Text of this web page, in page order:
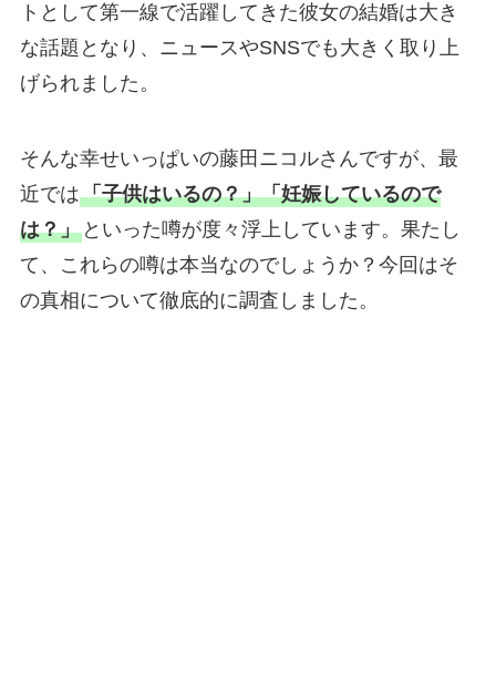
トとして第一線で活躍してきた彼女の結婚は大き
な話題となり、ニュースやSNSでも大きく取り上
げられました。
そんな幸せいっぱいの藤田ニコルさんですが、最
近では「子供はいるの？」「妊娠しているので
は？」といった噂が度々浮上しています。果たし
て、これらの噂は本当なのでしょうか？今回はそ
の真相について徹底的に調査しました。